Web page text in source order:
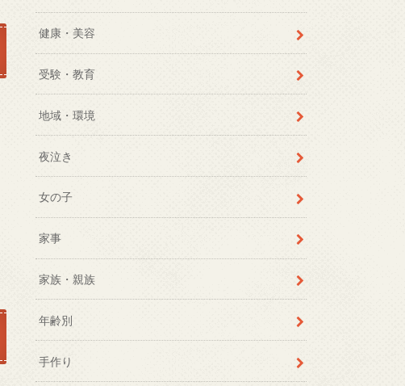
健康・美容
受験・教育
地域・環境
夜泣き
女の子
家事
家族・親族
年齢別
手作り